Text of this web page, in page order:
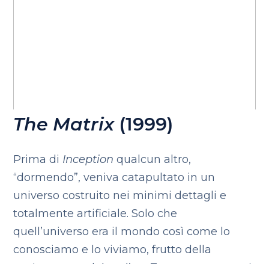
The Matrix(1999)
Prima di Inception qualcun altro,
“dormendo”, veniva catapultato in un
universo costruito nei minimi dettagli e
totalmente artificiale. Solo che
quell’universo era il mondo così come lo
conosciamo e lo viviamo, frutto della